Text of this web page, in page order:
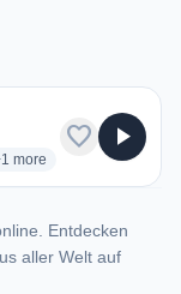
stations
more genres for Yap
more
favorite play_arrow
Entdecken
aller Welt auf